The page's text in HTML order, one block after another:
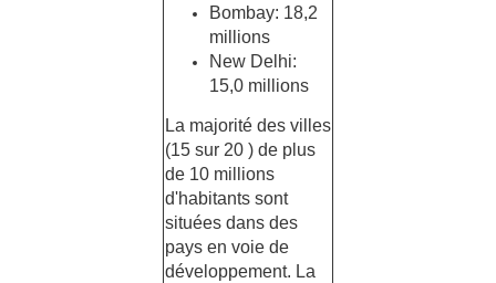
Bombay: 18,2
millions
New Delhi:
15,0 millions
La majorité des villes
(15 sur 20 ) de plus
de 10 millions
d'habitants sont
situées dans des
pays en voie de
développement. La